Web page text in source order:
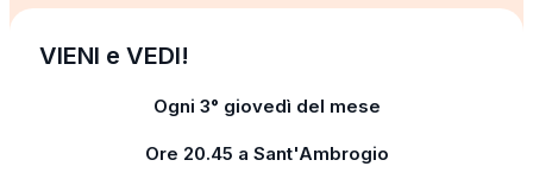
VIENI e VEDI!
Ogni 3° giovedì del mese
Ore 20.45 a Sant'Ambrogio